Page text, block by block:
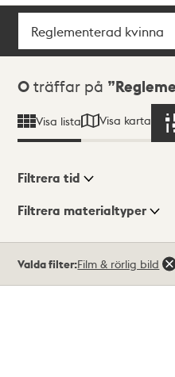
Sök
Sökresultat
0 träffar på
Visa lista Visa karta
Visningsläge
Filtrera tid
Filtrera materialtyper
träffar
Valda filter:Film & rörlig bild